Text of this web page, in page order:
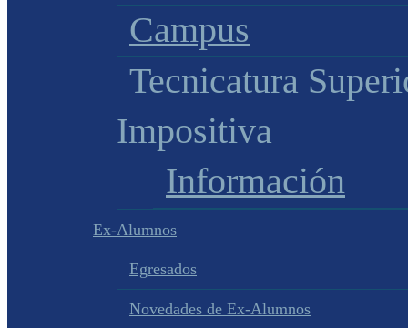
Campus
Tecnicatura
Impositiva
Información
Ex-Alumnos
Egresados
Novedades de Ex-Alumnos